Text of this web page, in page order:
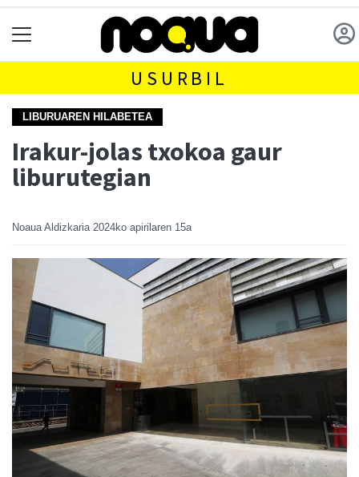
USURBIL
LIBURUAREN HILABETEA
Irakur-jolas txokoa gaur
liburutegian
Noaua Aldizkaria 2024ko apirilaren 15a